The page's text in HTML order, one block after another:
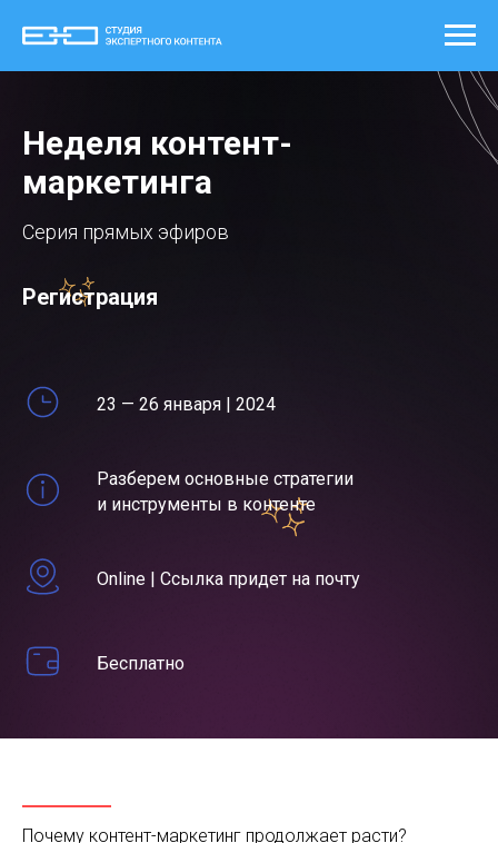
Неделя контент-
маркетинга
Серия прямых эфиров
Регистрация
23 — 26 января | 2024
Разберем основные стратегии
и инструменты в контенте
Online | Cсылка придет на почту
Бесплатно
Почему контент-маркетинг продолжает расти?